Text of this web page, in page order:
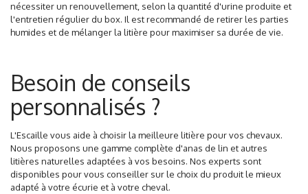
nécessiter un renouvellement, selon la quantité d'urine produite et
l'entretien régulier du box. Il est recommandé de retirer les parties
humides et de mélanger la litière pour maximiser sa durée de vie.
Besoin de conseils
personnalisés ?
L'Escaille vous aide à choisir la meilleure litière pour vos chevaux.
Nous proposons une gamme complète d'anas de lin et autres
litières naturelles adaptées à vos besoins. Nos experts sont
disponibles pour vous conseiller sur le choix du produit le mieux
adapté à votre écurie et à votre cheval.